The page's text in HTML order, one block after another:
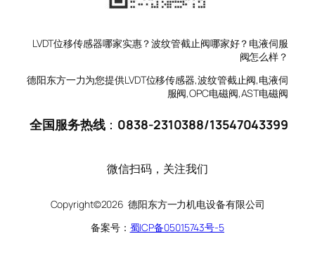
LVDT位移传感器哪家实惠？波纹管截止阀哪家好？电液伺服
阀怎么样？
德阳东方一力为您提供LVDT位移传感器,波纹管截止阀,电液伺
服阀,OPC电磁阀,AST电磁阀
全国服务热线： 0838-2310388/13547043399
微信扫码，关注我们
Copyright©2026 德阳东方一力机电设备有限公司
备案号： 蜀ICP备05015743号-5